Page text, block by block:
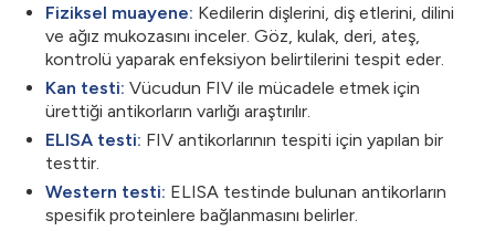
Fiziksel muayene: Kedilerin dişlerini, diş etlerini, dilini
ve ağız mukozasını inceler. Göz, kulak, deri, ateş,
kontrolü yaparak enfeksiyon belirtilerini tespit eder.
Kan testi: Vücudun FIV ile mücadele etmek için
ürettiği antikorların varlığı araştırılır.
ELISA testi: FIV antikorlarının tespiti için yapılan bir
testtir.
Western testi: ELISA testinde bulunan antikorların
spesifik proteinlere bağlanmasını belirler.